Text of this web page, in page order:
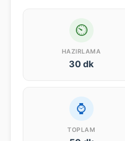
⏲
HAZIRLAMA
30 dk
⌚
TOPLAM